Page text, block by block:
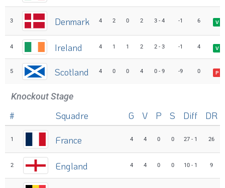
3 Denmark 4 2 0 2 3 - 4 -1 6 V
4 Ireland 4 1 1 2 2 - 3 -1 4 V
5 Scotland 4 0 0 4 0 - 9 -9 0 P
Knockout Stage
# Squadre G V P S Diff DR
1 France 4 4 0 0 27 - 1 26
2 England 4 4 0 0 10 - 1 9